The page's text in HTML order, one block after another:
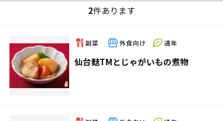
2件あります
仙台麸TMとじゃがいもの煮物